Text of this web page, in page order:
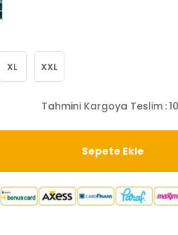
XL XXL
Tahmini Kargoya Teslim :